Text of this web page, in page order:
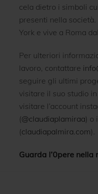
cela dietro i simboli
presenti nella
York e vive a Roma
Per ulteriori
lavoro, contattare
seguire gli ultimi
visitare il suo studio
visitare l’account
(@claudiaplamiraa) o
(claudiapalmira.com).
Guarda l’0pere nella